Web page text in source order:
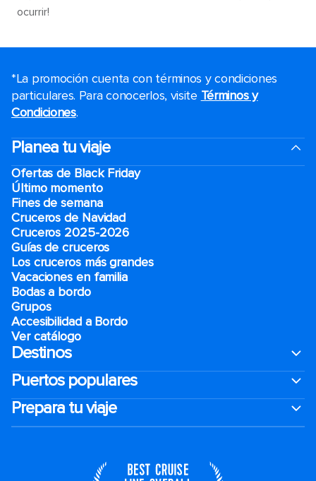
ocurrir!
*La promoción cuenta con términos y condiciones
particulares. Para conocerlos, visite Términos y
Condiciones.
Planea tu viaje
Ofertas de Black Friday
Último momento
Fines de semana
Cruceros de Navidad
Cruceros 2025-2026
Guías de cruceros
Los cruceros más grandes
Vacaciones en familia
Bodas a bordo
Grupos
Accesibilidad a Bordo
Ver catálogo
Destinos
Puertos populares
Prepara tu viaje